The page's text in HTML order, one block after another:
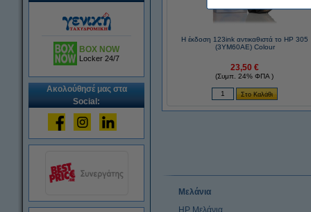
BOX NOW
Locker 24/7
Ακολούθησέ μας στα
Social:
Η έκδοση 123ink αντικαθιστά το HP 305
(3YM60AE) Colour
23,50 €
(Συμπ. 24% ΦΠΑ )
Μελάνια
HP Μελάνια